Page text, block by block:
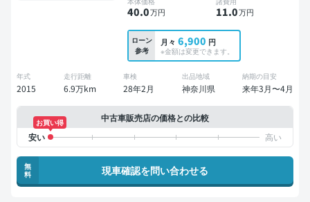
40.0万円 11.0万円
ローン
参考
月々 6,900 円
※金額は変更できます。
年式
2015
走行距離
6.9万km
車検
28年2月
出品地域
神奈川県
納期の目安
来年3月〜4月
中古車販売店の価格との比較
お買い得
無
料
現車確認を問い合わせる